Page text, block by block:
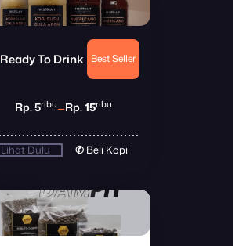
Ready To Drink Best Seller
Rp. 5ribu–Rp. 15ribu
Lihat Dulu ✆ Beli Kopi